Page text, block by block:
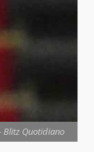
Blitz Quotidiano